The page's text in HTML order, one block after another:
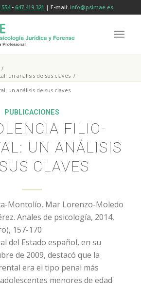
554- 647 419 321 | E-mail: info@psimae.es
/
un análisis de sus claves /
un análisis de sus claves
PUBLICACIONES
FILIO-
UN ANÁLISIS
CLAVES
Montolío, Mar Lorenzo-Moledo
Anales de psicología, 2014,
157-170
del Estado español, en su
de 2009, destacó que la
era el tipo penal más
menores de edad